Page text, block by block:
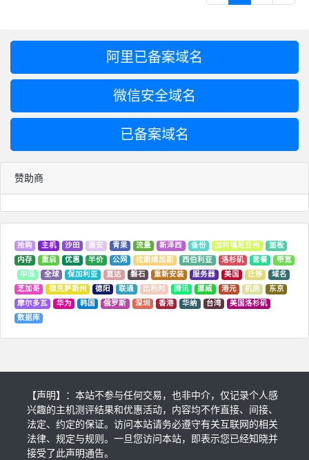
阿里已备案域名
微信安全域名
已备案域名
赞助商
抢购 主机 沙田 雅安 青果 流量 新泽西 备份 加利福尼亚州
面板
内存
重启 优惠 半价 公网 拉斯维加斯 西伯利亚 洛杉矶 套餐
带宽
中国
全球 保加利亚 直达 磐石 重新安装 服务器 美国 迁移
域名
芝加哥
德克萨斯州 德阳 联通 比利时 腾讯 挪威 港元 机房
东京
摩尔多瓦
华为 韩国 俄罗斯 深圳 香港 华纳 台湾
美国洛杉矶
数据库
【声明】：本站不参与任何交易，也非中介，仅记录个人感
兴趣的主机测评结果和优惠活动，内容均不作直接、间接、
法定、约定的保证。访问本站请务必遵守有关互联网的相关
法律、规定与规则。一旦您访问本站，即表示您已经知晓并
接受了此声明通告。